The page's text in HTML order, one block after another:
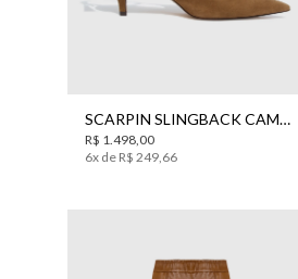
SCARPIN SLINGBACK CAMURÇA BO.BÔ FEMININO
R$ 1.498,00
6x de R$ 249,66